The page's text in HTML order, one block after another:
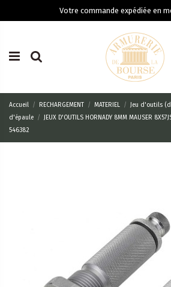
Votre commande expédiée en
Accueil RECHARGEMENT MATERIEL Jeu d'outils
d'épaule
JEUX D'OUTILS HORNADY 8MM MAUSER
546382